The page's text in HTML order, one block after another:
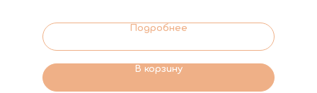
Подробнее
В корзину